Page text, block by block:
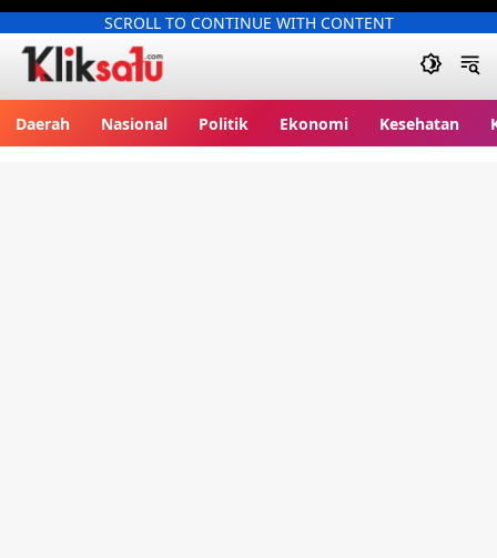
SCROLL TO CONTINUE WITH CONTENT
Daerah Nasional Politik Ekonomi Kesehatan